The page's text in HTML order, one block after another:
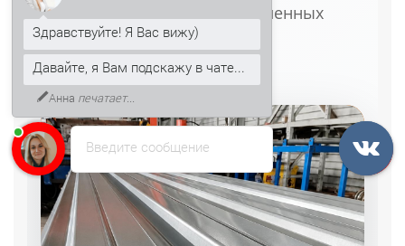
перекрытий и промышленных
сооружений
Введите сообщение
Здравствуйте! Я Вас вижу)
Давайте, я Вам подскажу в чате...
Анна печатает...